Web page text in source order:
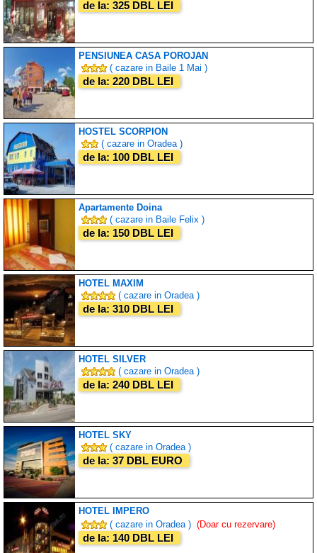
de la: 325 DBL LEI
PENSIUNEA CASA POROJAN
( cazare in Baile 1 Mai )
de la: 220 DBL LEI
HOSTEL SCORPION
( cazare in Oradea )
de la: 100 DBL LEI
Apartamente Doina
( cazare in Baile Felix )
de la: 150 DBL LEI
HOTEL MAXIM
( cazare in Oradea )
de la: 310 DBL LEI
HOTEL SILVER
( cazare in Oradea )
de la: 240 DBL LEI
HOTEL SKY
( cazare in Oradea )
de la: 37 DBL EURO
HOTEL IMPERO
( cazare in Oradea ) (Doar cu rezervare)
de la: 140 DBL LEI